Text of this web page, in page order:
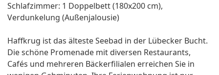
Schlafzimmer: 1 Doppelbett (180x200 cm),
Verdunkelung (Außenjalousie)
Haffkrug ist das älteste Seebad in der Lübecker Bucht.
Die schöne Promenade mit diversen Restaurants,
Cafés und mehreren Bäckerfilialen erreichen Sie in